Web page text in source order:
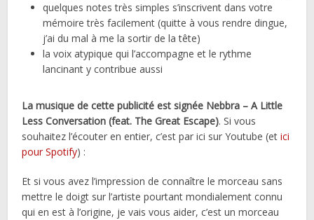
quelques notes très simples s’inscrivent dans votre
mémoire très facilement (quitte à vous rendre dingue,
j’ai du mal à me la sortir de la tête)
la voix atypique qui l’accompagne et le rythme
lancinant y contribue aussi
La musique de cette publicité est signée Nebbra – A Little
Less Conversation (feat. The Great Escape). Si vous
souhaitez l’écouter en entier, c’est par ici sur Youtube (etici
pour Spotify) :
Et si vous avez l’impression de connaître le morceau sans
mettre le doigt sur l’artiste pourtant mondialement connu
qui en est à l’origine, je vais vous aider, c’est un morceau